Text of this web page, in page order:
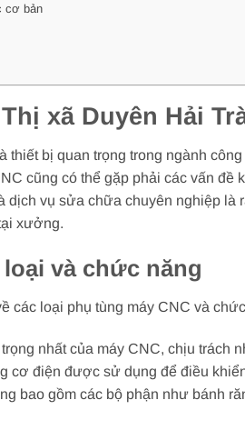
cơ bản
xã Duyên Hải
thiết bị quan trọng trong ngành
cũng có thể gặp phải các vấn
vụ sửa chữa chuyên nghiệp là
xưởng.
và chức năng
các loại phụ tùng máy CNC và
nhất của máy CNC, chịu trách
cơ điện được sử dụng để điều
bao gồm các bộ phận như bánh